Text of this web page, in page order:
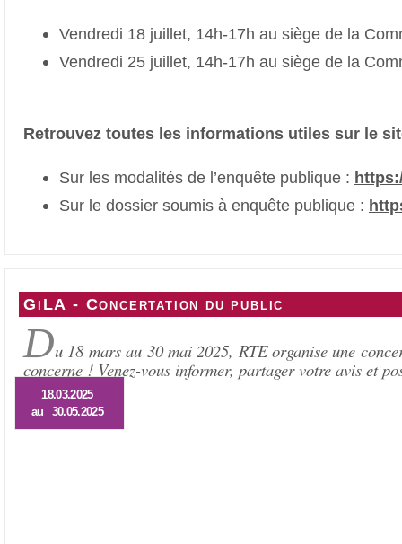
Vendredi 18 juillet, 14h-17h au siège de la
Vendredi 25 juillet, 14h-17h au siège de la
Retrouvez toutes les informations utiles sur le
Sur les modalités de l’enquête publique :
Sur le dossier soumis à enquête publique :
GiLA - Concertation du public
Du 18 mars au 30 mai 2025, RTE organise une
concerne ! Venez-vous informer, partager votre avis et
18.03.2025
au 30.05.2025